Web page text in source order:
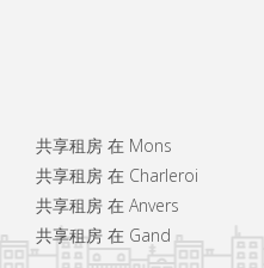
共享租房 在 Mons
共享租房 在 Charleroi
共享租房 在 Anvers
共享租房 在 Gand